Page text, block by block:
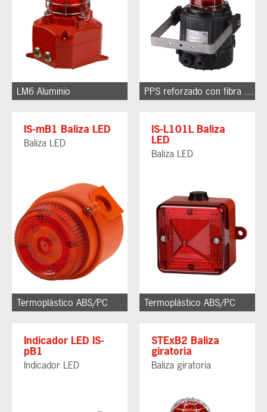
LM6 Aluminio PPS reforzado con fibra de vidrio
IS-mB1 Baliza LED
Baliza LED
Termoplástico ABS/PC
IS-L101L Baliza
LED
Baliza LED
Termoplástico ABS/PC
Indicador LED IS-
pB1
Indicador LED
STExB2 Baliza
giratoria
Baliza giratoria